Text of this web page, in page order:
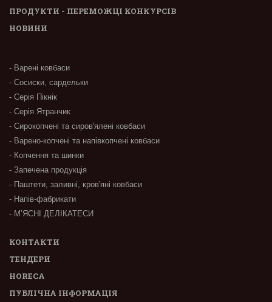
ПРОДУКТИ - ПЕРЕМОЖЦІ КОНКУРСІВ
НОВИНИ
- Варені ковбаси
- Сосиски, сардельки
- Серія Пікнік
- Серія Ятранчик
- Сирокопчені та сиров'ялені ковбаси
- Варено-копчені та напівкопчені ковбаси
- Копчення та шинки
- Запечена продукція
- Паштети, заливні, кров'яні ковбаси
- Напів-фабрикати
- М’ЯСНІ ДЕЛІКАТЕСИ
КОНТАКТИ
ТЕНДЕРИ
HORECA
ПУБЛІЧНА ІНФОРМАЦІЯ